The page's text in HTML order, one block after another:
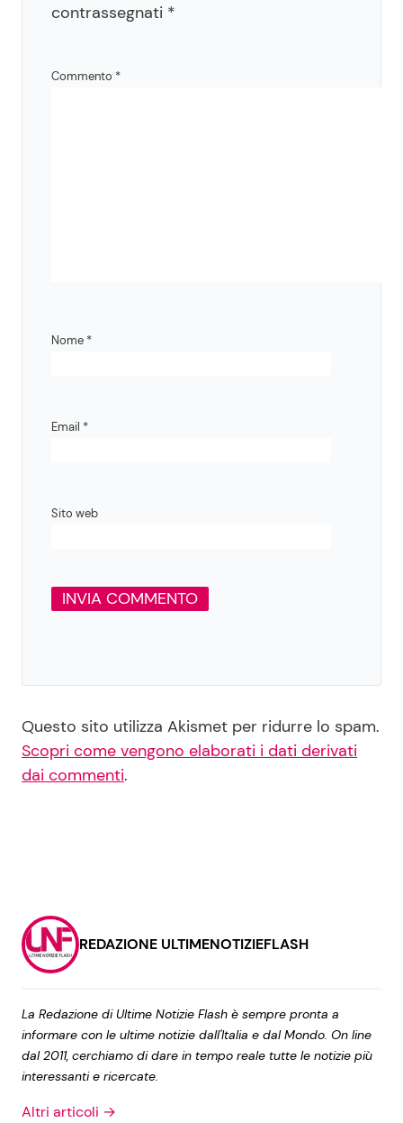
contrassegnati *
Commento *
Nome *
Email *
Sito web
Questo sito utilizza Akismet per ridurre lo spam.
Scopri come vengono elaborati i dati derivati
dai commenti.
REDAZIONE ULTIMENOTIZIEFLASH
La Redazione di Ultime Notizie Flash è sempre pronta a
informare con le ultime notizie dall'Italia e dal Mondo. On line
dal 2011, cerchiamo di dare in tempo reale tutte le notizie più
interessanti e ricercate.
Altri articoli →